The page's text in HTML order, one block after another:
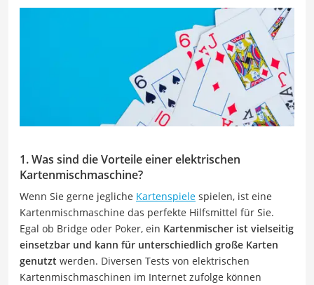
1. Was sind die Vorteile einer elektrischen
Kartenmischmaschine?
Wenn Sie gerne jegliche Kartenspiele spielen, ist eine
Kartenmischmaschine das perfekte Hilfsmittel für Sie.
Egal ob Bridge oder Poker, ein Kartenmischer ist vielseitig
einsetzbar und kann für unterschiedlich große Karten
genutzt werden. Diversen Tests von elektrischen
Kartenmischmaschinen im Internet zufolge können